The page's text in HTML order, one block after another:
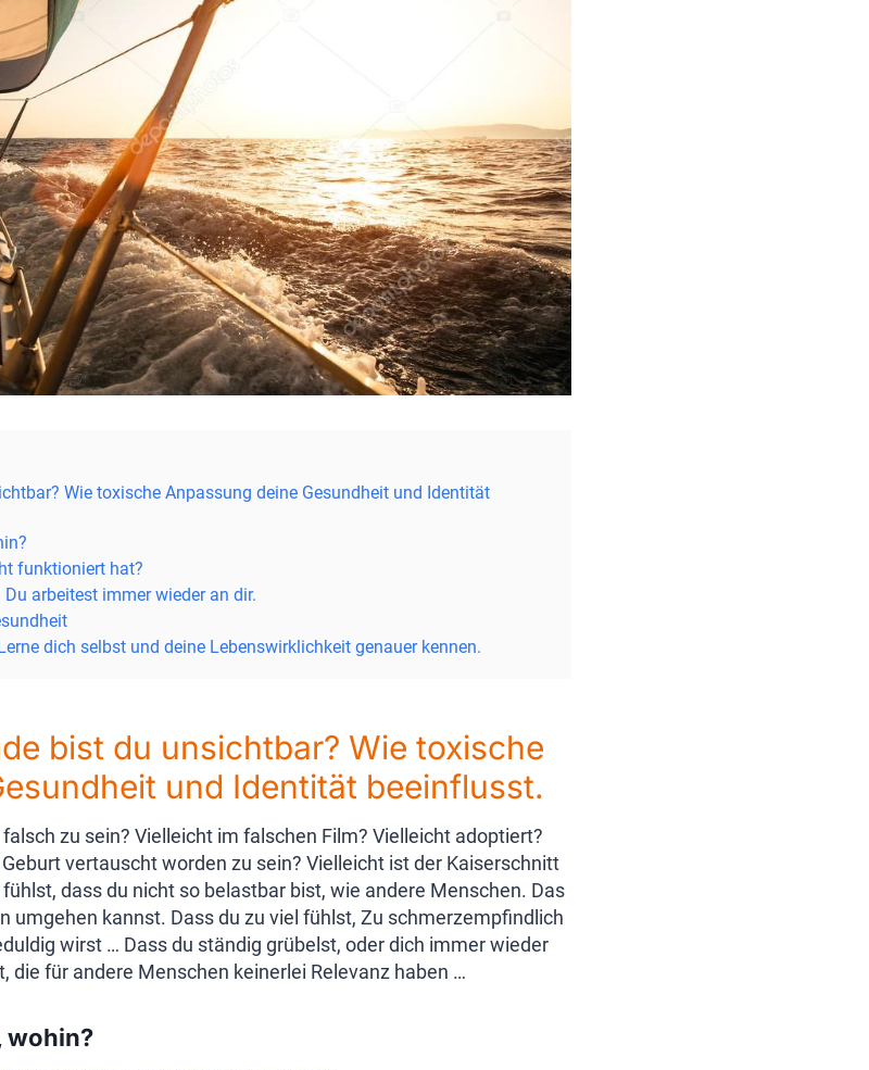
Wie toxische Anpassung deine Gesundheit und Identität
funktioniert hat?
arbeitest immer wieder an dir.
dich selbst und deine Lebenswirklichkeit genauer kennen.
bist du unsichtbar? Wie toxische
und Identität beeinflusst.
zu sein? Vielleicht im falschen Film? Vielleicht adoptiert?
vertauscht worden zu sein? Vielleicht ist der Kaiserschnitt
dass du nicht so belastbar bist, wie andere Menschen. Das
umgehen kannst. Dass du zu viel fühlst, Zu schmerzempfindlich
wirst … Dass du ständig grübelst, oder dich immer wieder
die für andere Menschen keinerlei Relevanz haben …
wohin?